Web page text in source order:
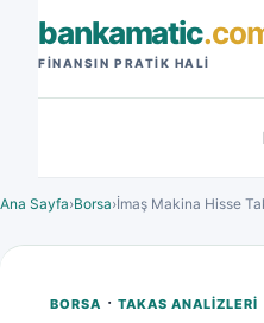
bankamatic
FINANSIN PRATIK HALI
Ana Sayfa›Borsa›İmaş Makina Hisse
BORSA · TAKAS ANALIZLERI